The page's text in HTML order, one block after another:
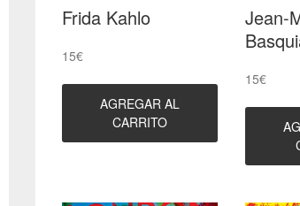
Frida Kahlo
15€
AGREGAR AL
CARRITO
Jean-
15€